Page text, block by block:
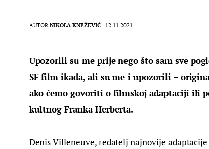
AUTOR NIKOLA KNEŽEVIĆ 12.11.2021.
Upozorili su me prije nego što sam sve
SF film ikada, ali su me i upozorili –
ako ćemo govoriti o filmskoj adaptaciji ili
kultnog Franka Herberta.
Denis Villeneuve, redatelj najnovije